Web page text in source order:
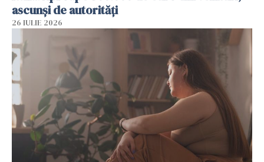
ascunși de autorități
26 IULIE 2026